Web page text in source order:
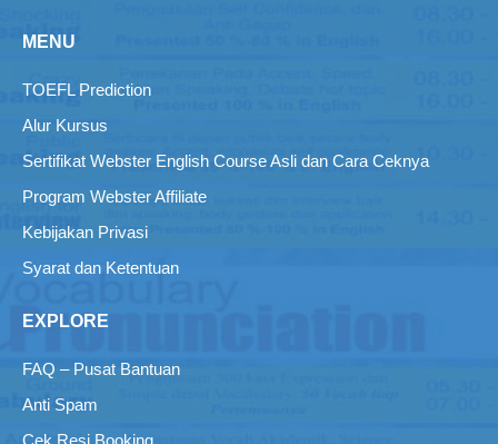
MENU
TOEFL Prediction
Alur Kursus
Sertifikat Webster English Course Asli dan Cara Ceknya
Program Webster Affiliate
Kebijakan Privasi
Syarat dan Ketentuan
EXPLORE
FAQ – Pusat Bantuan
Anti Spam